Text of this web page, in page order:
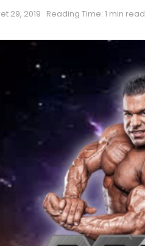
29, 2019 Reading Time: 1 min read